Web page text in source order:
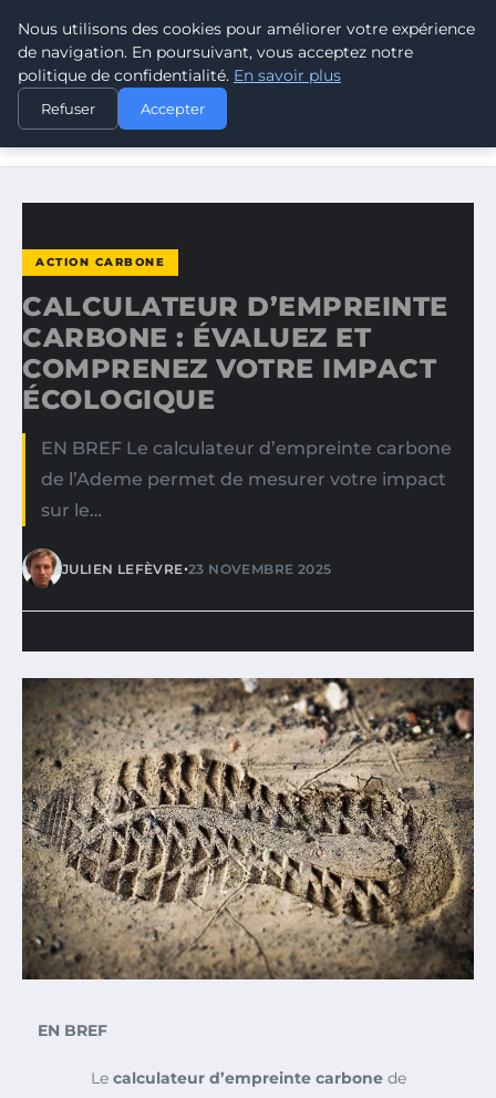
CLIMATE RESPONSE BLOG
ACCUEIL
ACTION CARBONE
CALCULATEUR D’EMPREINTE CARBONE : ÉVALUEZ ET
ACTION CARBONE
CALCULATEUR D’EMPREINTE
CARBONE : ÉVALUEZ ET
COMPRENEZ VOTRE IMPACT
ÉCOLOGIQUE
EN BREF Le calculateur d’empreinte carbone
de l’Ademe permet de mesurer votre impact
sur le…
JULIEN LEFÈVRE•23 NOVEMBRE 2025
EN BREF
Le calculateur d’empreinte carbone de
Nous utilisons des cookies pour améliorer votre expérience
de navigation. En poursuivant, vous acceptez notre
politique de confidentialité. En savoir plus
Refuser Accepter